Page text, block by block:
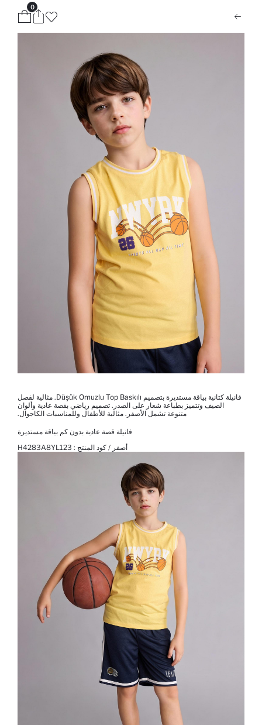
0
فانيلة كتانية بياقة مستديرة بتصميم Düşük Omuzlu Top Baskılı. مثالية لفصل
الصيف وتتميز بطباعة شعار على الصدر. تصميم رياضي بقصة عادية وألوان
متنوعة تشمل الأصفر. مثالية للأطفال وللمناسبات الكاجوال.
فانيلة قصة عادية بدون كم بياقة مستديرة
أصفر / كود المنتج : H4283A8YL123